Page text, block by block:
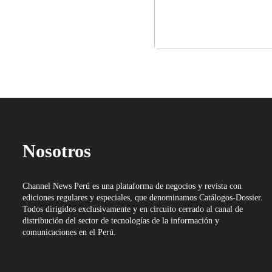
Nosotros
Channel News Perú es una plataforma de negocios y revista con
ediciones regulares y especiales, que denominamos Catálogos-Dossier.
Todos dirigidos exclusivamente y en circuito cerrado al canal de
distribución del sector de tecnologías de la información y
comunicaciones en el Perú.